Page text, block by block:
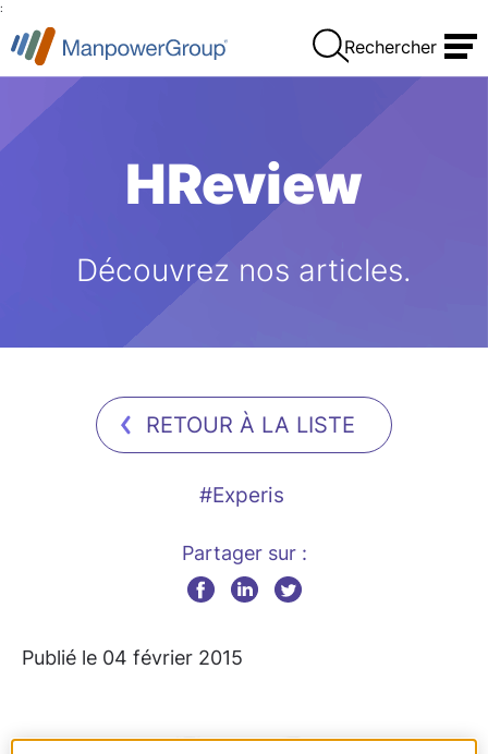
:
Rechercher
HReview
Découvrez nos articles.
RETOUR À LA LISTE
#Experis
Partager sur :
Publié le 04 février 2015